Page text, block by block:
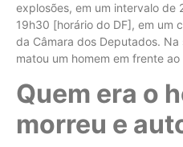
explosões, em um intervalo de
19h30 [horário do DF], em um
da Câmara dos Deputados.
matou um homem em frente ao
Quem era o
morreu e